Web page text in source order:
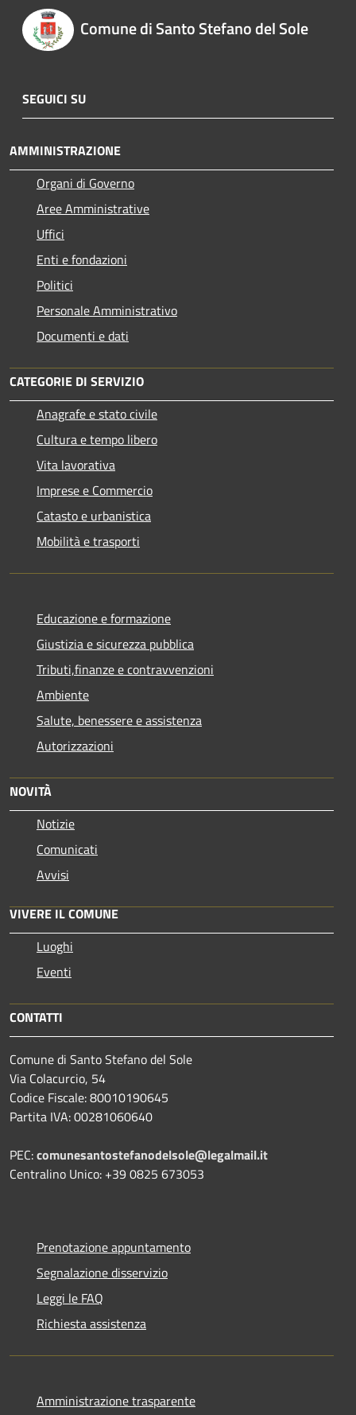
Comune di Santo Stefano del Sole
SEGUICI SU
AMMINISTRAZIONE
Organi di Governo
Aree Amministrative
Uffici
Enti e fondazioni
Politici
Personale Amministrativo
Documenti e dati
CATEGORIE DI SERVIZIO
Anagrafe e stato civile
Cultura e tempo libero
Vita lavorativa
Imprese e Commercio
Catasto e urbanistica
Mobilità e trasporti
Educazione e formazione
Giustizia e sicurezza pubblica
Tributi,finanze e contravvenzioni
Ambiente
Salute, benessere e assistenza
Autorizzazioni
NOVITÀ
Notizie
Comunicati
Avvisi
VIVERE IL COMUNE
Luoghi
Eventi
CONTATTI
Comune di Santo Stefano del Sole
Via Colacurcio, 54
Codice Fiscale: 80010190645
Partita IVA: 00281060640
PEC:comunesantostefanodelsole@legalmail.it
Centralino Unico: +39 0825 673053
Prenotazione appuntamento
Segnalazione disservizio
Leggi le FAQ
Richiesta assistenza
Amministrazione trasparente